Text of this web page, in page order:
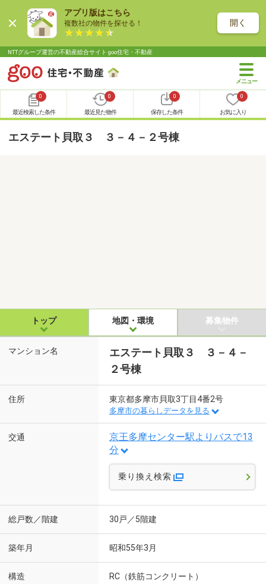
アプリ版はこちら
複数社の物件を探せる！ 開く
NTTグループ運営の不動産総合サイト goo住宅・不動産
0
最近検索した条件
0
最近見た物件
0
保存した条件
0
お気に入り
エステート貝取３ ３－４－２号棟
トップ 地図・環境 募集物件
マンション名
エステート貝取３ ３－４－
２号棟
住所 東京都多摩市貝取3丁目4番2号
多摩市の暮らしデータを見る
交通
京王多摩センター駅よりバスで13
分
乗り換え検索
総戸数／階建 30戸／5階建
築年月 昭和55年3月
構造 RC（鉄筋コンクリート）